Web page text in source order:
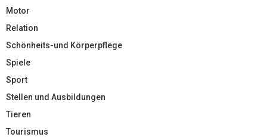
Motor
Relation
Schönheits-und Körperpflege
Spiele
Sport
Stellen und Ausbildungen
Tieren
Tourismus